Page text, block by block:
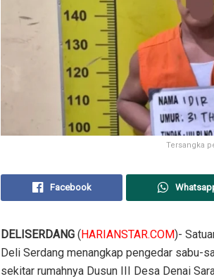
Tersangka
Facebook
DELISERDANG ( HARIANSTAR.COM)-
Deli Serdang menangkap pengedar sabu-
sekitar rumahnya Dusun III Desa Denai